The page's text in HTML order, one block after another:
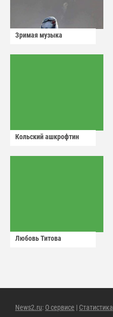
Зримая музыка
Кольский ашкрофтин
Любовь Титова
News2.ru: О сервисе | Статистика